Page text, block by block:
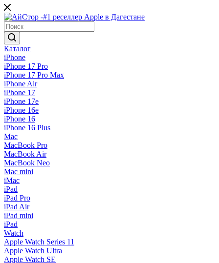
Каталог
iPhone
iPhone 17 Pro
iPhone 17 Pro Max
iPhone Air
iPhone 17
iPhone 17e
iPhone 16e
iPhone 16
iPhone 16 Plus
Mac
MacBook Pro
MacBook Air
MacBook Neo
Mac mini
iMac
iPad
iPad Pro
iPad Air
iPad mini
iPad
Watch
Apple Watch Series 11
Apple Watch Ultra
Apple Watch SE